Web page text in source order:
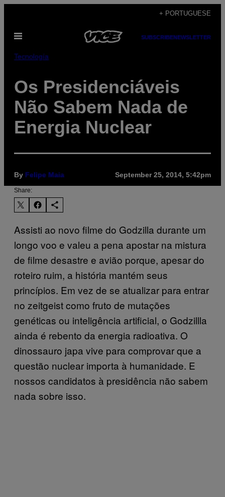
content
+ PORTUGUESE
Open
SUBSCRIBENEWSLETTER
Tecnología
Os Presidenciáveis
Não Sabem Nada de
Energia Nuclear
By Felipe Maia September 25, 2014, 5:42pm
Share:
Assisti ao novo filme do Godzilla durante um
longo voo e valeu a pena apostar na mistura
de filme desastre e avião porque, apesar do
roteiro ruim, a história mantém seus
princípios. Em vez de se atualizar para entrar
no zeitgeist como fruto de mutações
genéticas ou inteligência artificial, o Godzillla
ainda é rebento da energia radioativa. O
dinossauro japa vive para comprovar que a
questão nuclear importa à humanidade. E
nossos candidatos à presidência não sabem
nada sobre isso.